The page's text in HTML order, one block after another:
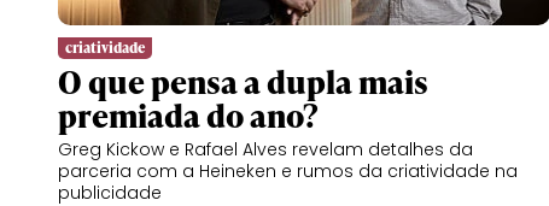
criatividade
O que pensa a dupla mais
premiada do ano?
Greg Kickow e Rafael Alves revelam detalhes da
parceria com a Heineken e rumos da criatividade na
publicidade